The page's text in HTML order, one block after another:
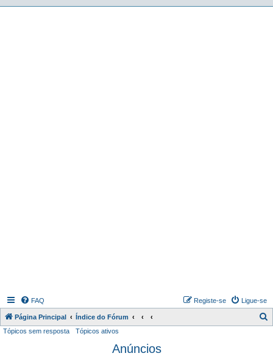
FAQ Ligue-se
Registe-se
Página Principal Índice do Fórum
Tópicos sem resposta Tópicos ativos
Anúncios